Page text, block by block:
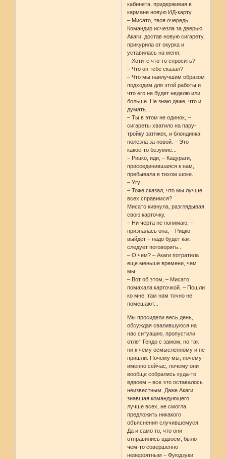
кабинета, придерживая в
кармане новую ИД-карту.
– Мисато, твоя очередь.
Командир исчезла за дверью.
Акаги, достав новую сигарету,
прикурила от окурка и
уставилась на меня.
– Хотите что-то спросить?
– Что он тебе сказал?
– Что мы наилучшим образом
подходим для этой работы и
что его не будет неделю или
больше. Не знаю даже, что и
думать...
– Ты в этом не одинок, –
сигареты хватило на пару-
тройку затяжек, и блондинка
полезла за новой. – Это
какое-то безумие...
– Рицко, иди, – Кацураги,
присоединившаяся к нам,
пребывала в тихом шоке.
– Угу.
– Тоже сказал, что мы лучше
всех справимся?
Мисато кивнула, разглядывая
свою карточку.
– Ни черта не понимаю, –
призналась она, – Рицко
выйдет – надо будет как
следует поговорить...
– О чем? – Акаги потратила
еще меньше времени, чем
мы.
– Вот об этом, – Мисато
помахала карточкой. – Пошли
ко мне, там нам точно не
помешают...
Мы просидели весь день,
обсуждая свалившуюся на
нас ситуацию, пропустили
отлет Гендо с замом, но так
ни к чему осмысленному и не
пришли. Почему мы, почему
именно сейчас, почему они
вообще собрались куда-то
вдвоем – все это оставалось
неизвестным. Даже Акаги,
знавшая командующего
лучше всех, не смогла
предложить никакого
объяснения случившемуся.
Да и само то, что они
отправились вдвоем, было
чем-то совершенно
невероятным – Фуюдзуки